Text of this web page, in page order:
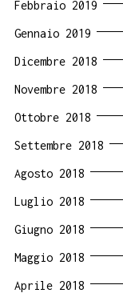
Febbraio 2019
Gennaio 2019
Dicembre 2018
Novembre 2018
Ottobre 2018
Settembre 2018
Agosto 2018
Luglio 2018
Giugno 2018
Maggio 2018
Aprile 2018